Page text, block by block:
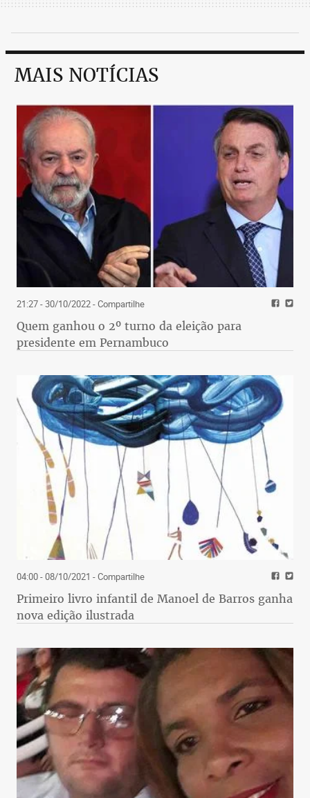
MAIS NOTÍCIAS
21:27 - 30/10/2022- Compartilhe
Quem ganhou o 2º turno da eleição para
presidente em Pernambuco
04:00 - 08/10/2021 - Compartilhe
Primeiro livro infantil de Manoel de Barros ganha
nova edição ilustrada